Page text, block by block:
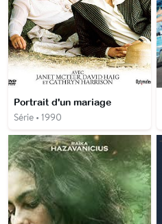
Portrait d'un mariage
Série • 1990